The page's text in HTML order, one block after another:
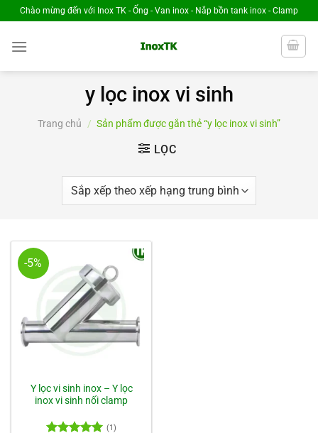
Chuyển
đến
nội
Chào mừng đến với Inox TK - Ống - Van inox - Nắp bồn tank inox - Clamp
y lọc inox vi sinh
Trang chủ / Sản phẩm được gắn thẻ “y lọc inox vi sinh”
LỌC
-5%
Y lọc vi sinh inox – Y lọc
inox vi sinh nối clamp
(1)